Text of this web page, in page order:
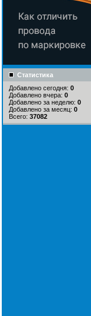
Статистика
Добавлено сегодня: 0
Добавлено вчера: 0
Добавлено за неделю: 0
Добавлено за месяц: 0
Всего: 37082